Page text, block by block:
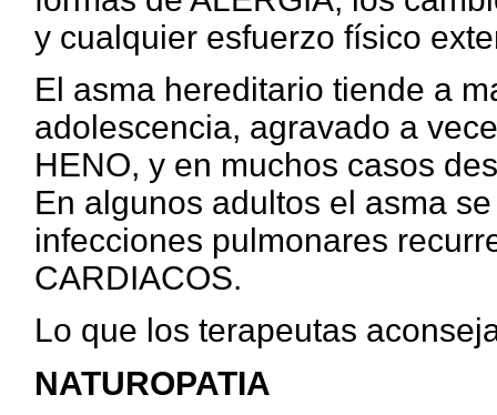
y cualquier esfuerzo físico
El asma hereditario tiende a
adolescencia, agravado a
HENO, y en muchos casos
En algunos adultos el asma
infecciones pulmonares
CARDIACOS.
Lo que los terapeutas
NATUROPATIA